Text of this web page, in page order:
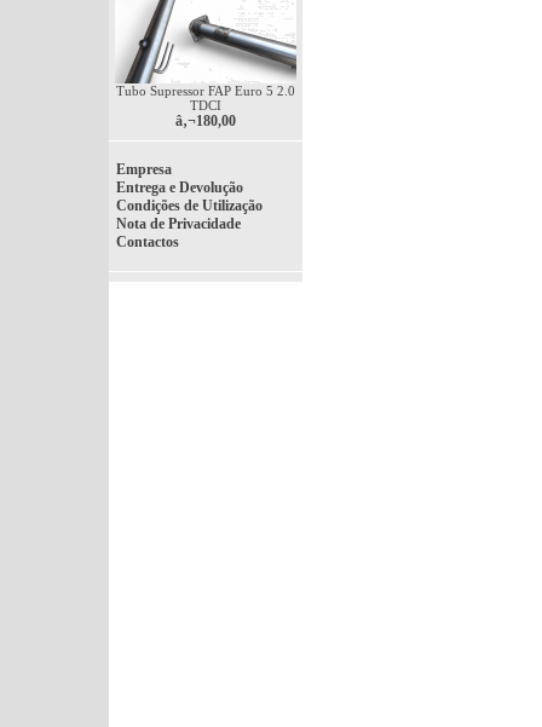
Tubo Supressor FAP Euro 5 2.0
TDCI
â‚¬180,00
Empresa
Entrega e Devolução
Condições de Utilização
Nota de Privacidade
Contactos